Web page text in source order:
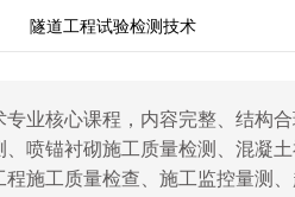
隧道工程试验检测技术
业核心课程，内容完整、结构
喷锚衬砌施工质量检测、混凝
施工质量检查、施工监控量测